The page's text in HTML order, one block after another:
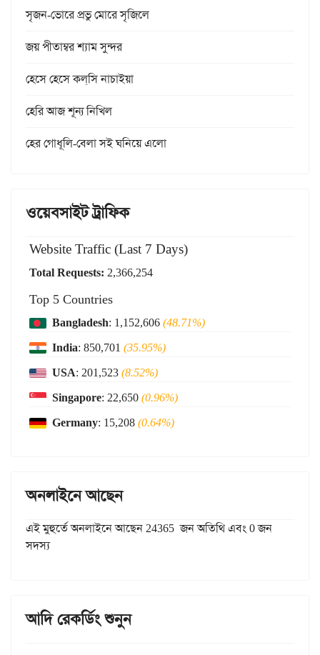
সৃজন-ভোরে প্রভু মোরে সৃজিলে
জয় পীতাম্বর শ্যাম সুন্দর
হেসে হেসে কল্‌সি নাচাইয়া
হেরি আজ শূন্য নিখিল
হের গোধূলি-বেলা সই ঘনিয়ে এলো
ওয়েবসাইট ট্রাফিক
Website Traffic (Last 7 Days)
Total Requests: 2,366,254
Top 5 Countries
Bangladesh: 1,152,606(48.71%)
India: 850,701 (35.95%)
USA: 201,523(8.52%)
Singapore: 22,650(0.96%)
Germany: 15,208(0.64%)
অনলাইনে আছেন
এই মুহুর্তে অনলাইনে আছেন 24365 জন অতিথি এবং 0 জন
সদস্য
আদি রেকর্ডিং শুনুন